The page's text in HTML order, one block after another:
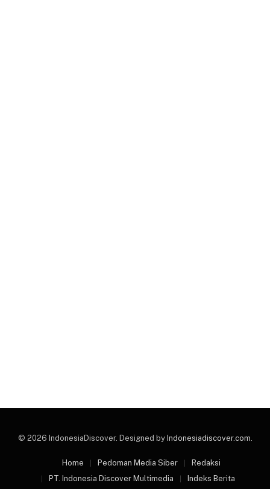
© 2026 IndonesiaDiscover. Designed by Indonesiadiscover.com.
Home Pedoman Media Siber
Redaksi
PT. Indonesia Discover Multimedia
Indeks Berita